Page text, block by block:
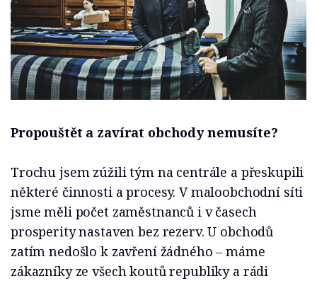
Propouštět a zavírat obchody nemusíte?
Trochu jsem zúžili tým na centrále a přeskupili
některé činnosti a procesy. V maloobchodní síti
jsme měli počet zaměstnanců i v časech
prosperity nastaven bez rezerv. U obchodů
zatím nedošlo k zavření žádného – máme
zákazníky ze všech koutů republiky a rádi